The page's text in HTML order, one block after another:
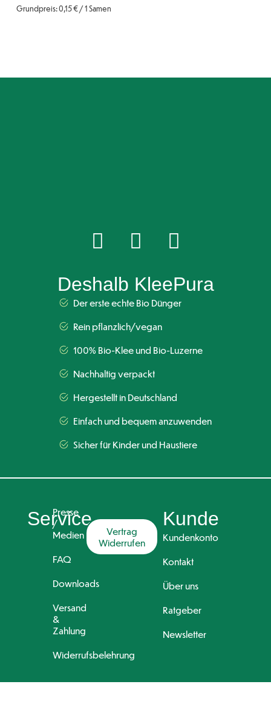
Grundpreis:0,15€/ 1 Samen
Deshalb KleePura
Der erste echte Bio Dünger
Rein pflanzlich/vegan
100% Bio-Klee und Bio-Luzerne
Nachhaltig verpackt
Hergestellt in Deutschland
Einfach und bequem anzuwenden
Sicher für Kinder und Haustiere
Service
Presse
/
Medien
FAQ
Downloads
Versand
&
Zahlung
Widerrufsbelehrung
Vertrag
Widerrufen
Kunde
Kundenkonto
Kontakt
Über uns
Ratgeber
Newsletter